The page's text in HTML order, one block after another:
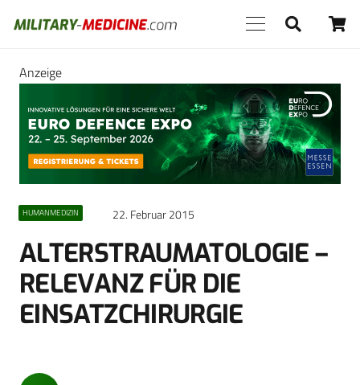
Anzeige
HUMANMEDIZIN 22. Februar 2015
ALTERSTRAUMATOLOGIE –
RELEVANZ FÜR DIE
EINSATZCHIRURGIE